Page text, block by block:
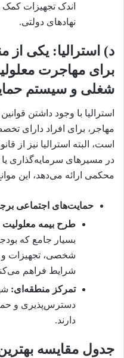
اندک تجهیزات
نهادهای دولتی.
د) استرالیا: یکی از
برای مهاجرت
شغلی و سیستم
استرالیا با وجود داشتن
مهاجر، برای افراد دارای
است، البته استرالیا نیز از
در مسیرهای سرمایه‌گذاری یا
محکمی ارائه می‌دهد، این
حمایت‌های اجتماعی
طرح بیمه
بسیار جامع که
شخصی، تجهیزات و
شرایط فراهم
تمرکز منطقه‌ای:
دسترس‌پذیری و
دارند.
جدول مقایسه